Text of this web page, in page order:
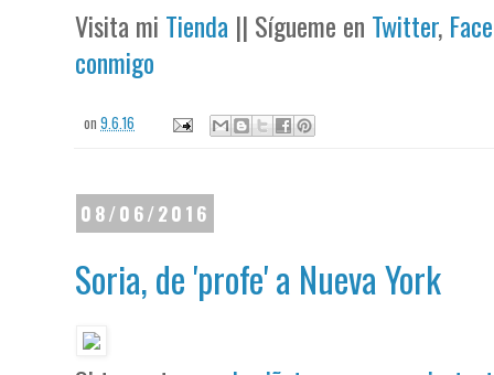
Visita mi Tienda || Sígueme en Twitter,
conmigo
on9.6.16
08/06/2016
Soria, de 'profe' a Nueva York